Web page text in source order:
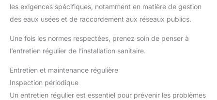
les exigences spécifiques, notamment en matière de gestion
des eaux usées et de raccordement aux réseaux publics.
Une fois les normes respectées, prenez soin de penser à
l’entretien régulier de l’installation sanitaire.
Entretien et maintenance régulière
Inspection périodique
Un entretien régulier est essentiel pour prévenir les problèmes